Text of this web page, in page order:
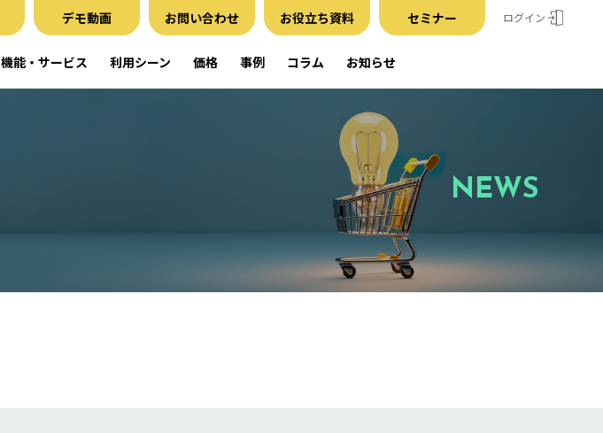
デモ動画 お問い合わせ お役立ち資料 セミナー ログイン
機能・サービス 利用シーン 価格 事例 コラム お知らせ
NEWS